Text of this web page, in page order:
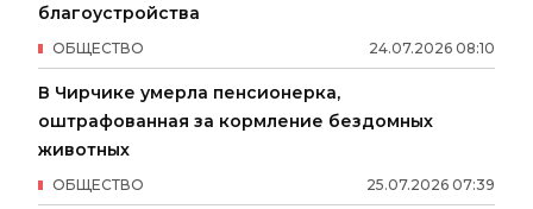
благоустройства
24.07.2026 08:10
ОБЩЕСТВО
В Чирчике умерла пенсионерка,
оштрафованная за кормление бездомных
животных
25.07.2026 07:39
ОБЩЕСТВО